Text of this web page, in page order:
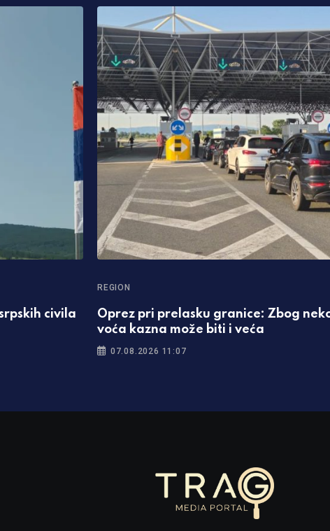
civila
REGION
Oprez pri prelasku granice: Zbog
voća kazna može biti i veća
07.08.2026 11:07